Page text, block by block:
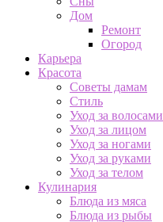
Дом
Ремонт
Огород
Карьера
Красота
Советы дамам
Стиль
Уход за волосами
Уход за лицом
Уход за ногами
Уход за руками
Уход за телом
Кулинария
Блюда из мяса
Блюда из рыбы